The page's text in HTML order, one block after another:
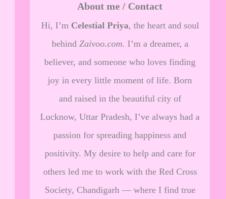
About me / Contact
Hi, I’m Celestial Priya, the heart and soul
behind Zaivoo.com. I’m a dreamer, a
believer, and someone who loves finding
joy in every little moment of life. Born
and raised in the beautiful city of
Lucknow, Uttar Pradesh, I’ve always had a
passion for spreading happiness and
positivity. My desire to help and care for
others led me to work with the Red Cross
Society, Chandigarh — where I find true